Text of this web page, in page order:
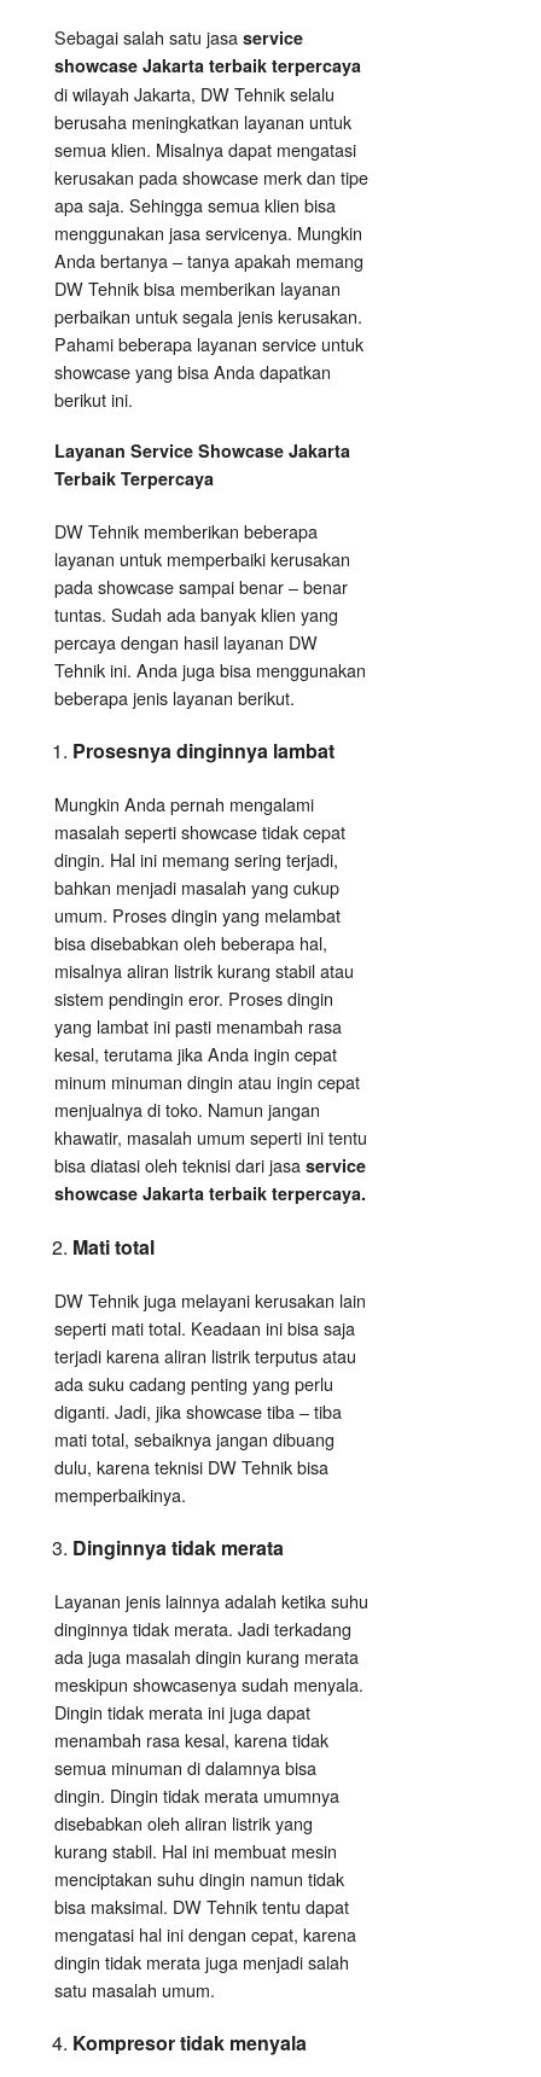
Sebagai salah satu jasa service
showcase Jakarta terbaik terpercaya
di wilayah Jakarta, DW Tehnik selalu
berusaha meningkatkan layanan untuk
semua klien. Misalnya dapat mengatasi
kerusakan pada showcase merk dan tipe
apa saja. Sehingga semua klien bisa
menggunakan jasa servicenya. Mungkin
Anda bertanya – tanya apakah memang
DW Tehnik bisa memberikan layanan
perbaikan untuk segala jenis kerusakan.
Pahami beberapa layanan service untuk
showcase yang bisa Anda dapatkan
berikut ini.
Layanan Service Showcase Jakarta
Terbaik Terpercaya
DW Tehnik memberikan beberapa
layanan untuk memperbaiki kerusakan
pada showcase sampai benar – benar
tuntas. Sudah ada banyak klien yang
percaya dengan hasil layanan DW
Tehnik ini. Anda juga bisa menggunakan
beberapa jenis layanan berikut.
Prosesnya dinginnya lambat
Mungkin Anda pernah mengalami
masalah seperti showcase tidak cepat
dingin. Hal ini memang sering terjadi,
bahkan menjadi masalah yang cukup
umum. Proses dingin yang melambat
bisa disebabkan oleh beberapa hal,
misalnya aliran listrik kurang stabil atau
sistem pendingin eror. Proses dingin
yang lambat ini pasti menambah rasa
kesal, terutama jika Anda ingin cepat
minum minuman dingin atau ingin cepat
menjualnya di toko. Namun jangan
khawatir, masalah umum seperti ini tentu
bisa diatasi oleh teknisi dari jasa service
showcase Jakarta terbaik terpercaya.
Mati total
DW Tehnik juga melayani kerusakan lain
seperti mati total. Keadaan ini bisa saja
terjadi karena aliran listrik terputus atau
ada suku cadang penting yang perlu
diganti. Jadi, jika showcase tiba – tiba
mati total, sebaiknya jangan dibuang
dulu, karena teknisi DW Tehnik bisa
memperbaikinya.
Dinginnya tidak merata
Layanan jenis lainnya adalah ketika suhu
dinginnya tidak merata. Jadi terkadang
ada juga masalah dingin kurang merata
meskipun showcasenya sudah menyala.
Dingin tidak merata ini juga dapat
menambah rasa kesal, karena tidak
semua minuman di dalamnya bisa
dingin. Dingin tidak merata umumnya
disebabkan oleh aliran listrik yang
kurang stabil. Hal ini membuat mesin
menciptakan suhu dingin namun tidak
bisa maksimal. DW Tehnik tentu dapat
mengatasi hal ini dengan cepat, karena
dingin tidak merata juga menjadi salah
satu masalah umum.
Kompresor tidak menyala